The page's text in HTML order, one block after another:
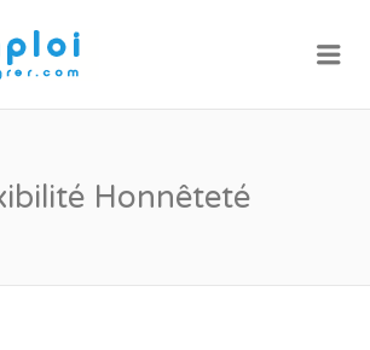
Honnêteté